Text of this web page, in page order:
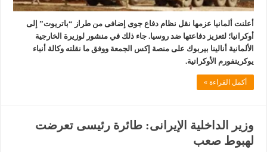
أعلنت ألمانيا عزمها نقل نظام دفاع جوى إضافى من طراز “باتريوت” إلى
أوكرانيا؛ لتعزيز دفاعتها ضد روسيا. جاء ذلك في منشور لوزيرة الخارجية
الألمانية أنالينا بيربوك على منصة إكس الجمعة ووفق ما نقلته وكالة أنباء
يوكرينفورم الأوكرانية.
أكمل القراءة »
وزير الداخلية الإيرانى: طائرة رئيسى تعرضت
لهبوط صعب